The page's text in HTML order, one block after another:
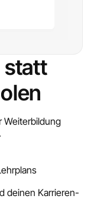
statt
Weiterbildung
deinen Karrieren-